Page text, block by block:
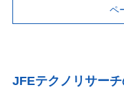
ペ
JFEテクノリサー